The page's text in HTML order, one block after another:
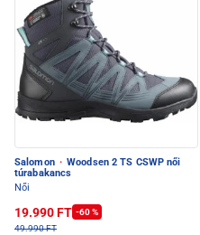
Salomon · Woodsen 2 TS CSWP női
túrabakancs
Női
19.990 FT -60 %
49.990 FT